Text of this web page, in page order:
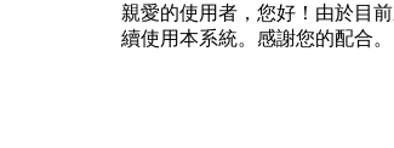
親愛的使用者，您好！由於目
續使用本系統。感謝您的配合。